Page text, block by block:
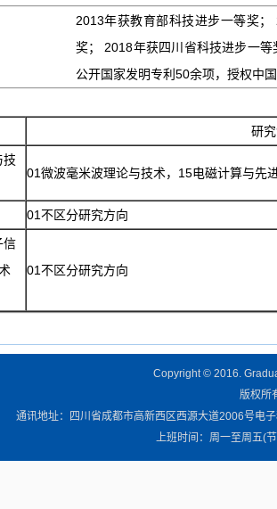
2013年获教育部科技进步一等奖
奖； 2018年获四川省科技进步一
公开国家发明专利50余项，授权中
研
技
01微波毫米波理论与技术，15电磁计算与先
01不区分研究方向
信
01不区分研究方向
Copyright © 2016.
版权所
通讯地址：四川省成都市高新西区西源大道2006号电
上班时间：周一至周五(